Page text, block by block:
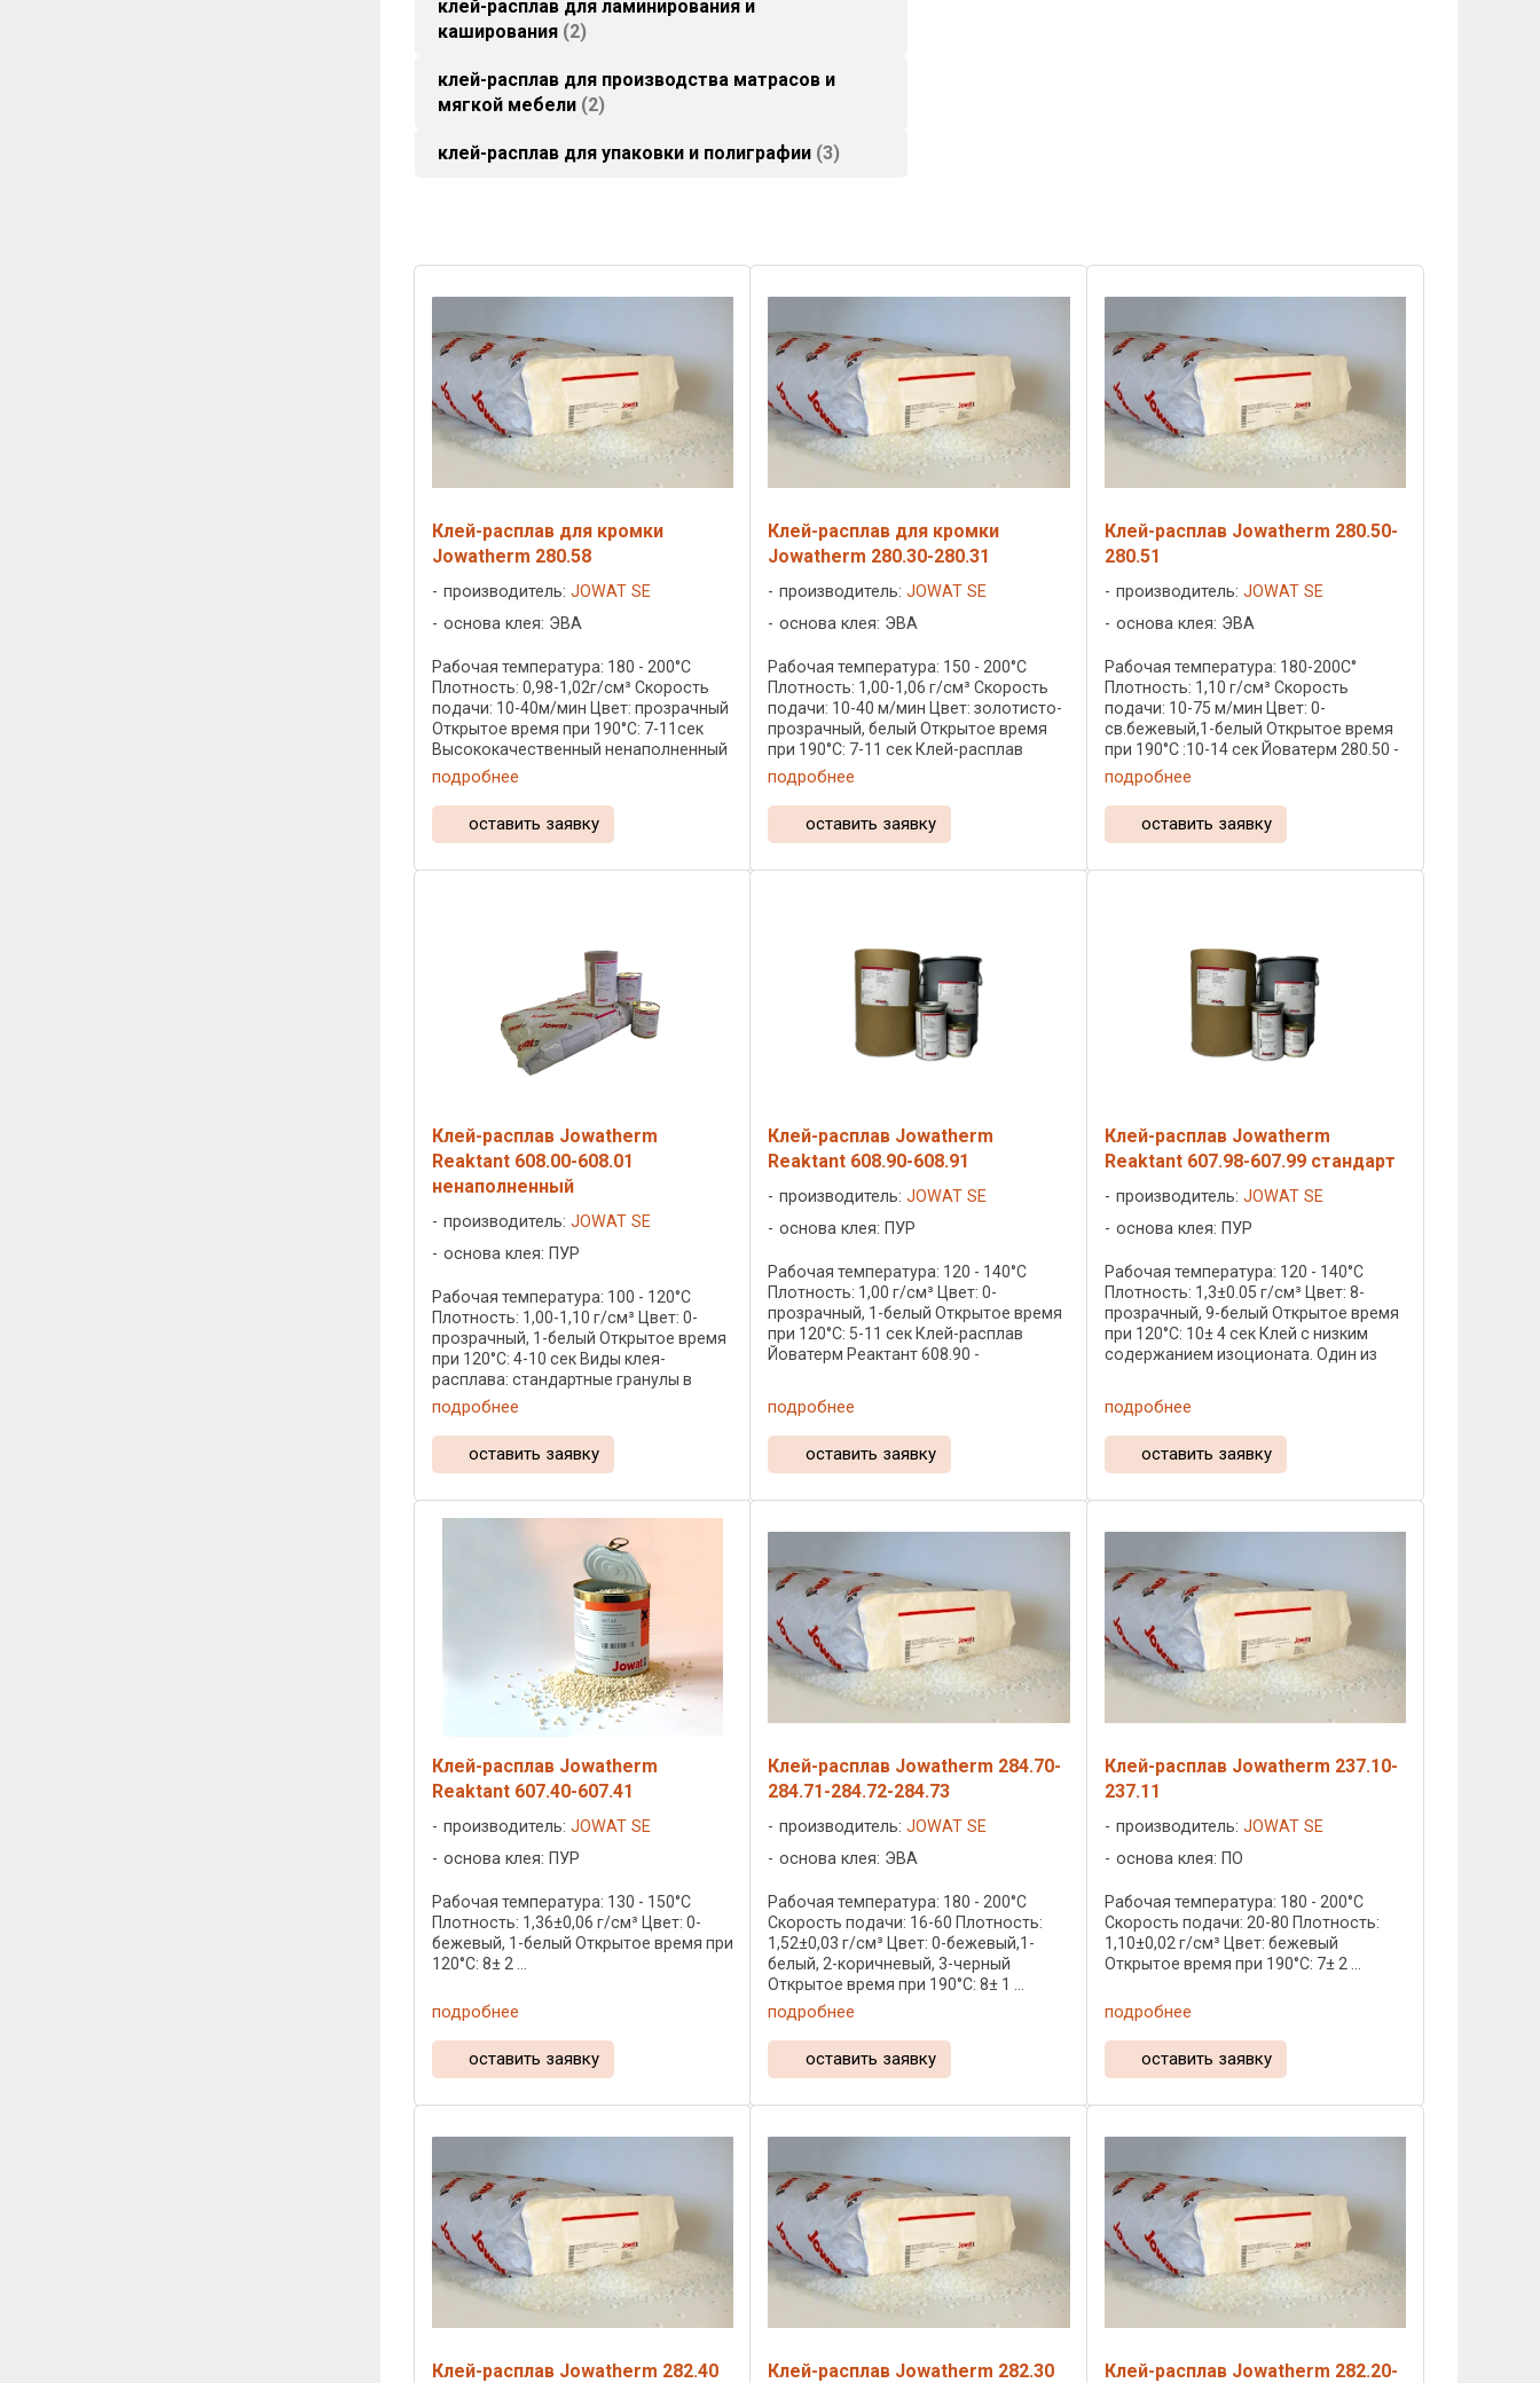
клей-расплав для ламинирования и
каширования 2
клей-расплав для производства матрасов и
мягкой мебели 2
клей-расплав для упаковки и полиграфии 3
Клей-расплав для кромки
Jowatherm 280.58
производитель: JOWAT SE
основа клея: ЭВА
Рабочая температура: 180 - 200°C
Плотность: 0,98-1,02г/см³ Скорость
подачи: 10-40м/мин Цвет: прозрачный
Открытое время при 190°C: 7-11сек
Высококачественный ненаполненный
прозрачный клей-расплав Йоватерм
280.58 предназначен для
приклеивания ...
подробнее
оставить заявку
Клей-расплав для кромки
Jowatherm 280.30-280.31
производитель:JOWAT SE
основа клея: ЭВА
Рабочая температура: 150 - 200°C
Плотность: 1,00-1,06 г/см³ Скорость
подачи: 10-40 м/мин Цвет: золотисто-
прозрачный, белый Открытое время
при 190°C: 7-11 сек Клей-расплав
Йоватерм 280.30 проверен временем:
присутствует на рынке уже более двух
...
подробнее
оставить заявку
Клей-расплав Jowatherm 280.50-
280.51
производитель: JOWAT SE
основа клея: ЭВА
Рабочая температура: 180-200С°
Плотность: 1,10 г/см³ Скорость
подачи: 10-75 м/мин Цвет: 0-
св.бежевый,1-белый Открытое время
при 190°C :10-14 сек Йоватерм 280.50 -
один из самых распространенных
ненаполненных клеев-расплавов
Йоват. Предназначен для ...
подробнее
оставить заявку
Клей-расплав Jowatherm
Reaktant 608.00-608.01
ненаполненный
производитель: JOWAT SE
основа клея: ПУР
Рабочая температура: 100 - 120°C
Плотность: 1,00-1,10 г/см³ Цвет: 0-
прозрачный, 1-белый Открытое время
при 120°C: 4-10 сек Виды клея-
расплава: стандартные гранулы в
мешках по 15кг, в банках по 0,5кг, в
тубах по 2кг, в металлических и
картонных ...
подробнее
оставить заявку
Клей-расплав Jowatherm
Reaktant 608.90-608.91
производитель:JOWAT SE
основа клея: ПУР
Рабочая температура: 120 - 140°C
Плотность: 1,00 г/см³ Цвет: 0-
прозрачный, 1-белый Открытое время
при 120°C: 5-11 сек Клей-расплав
Йоватерм Реактант 608.90 -
расплав "зеленой" серии - с
пониженным (менее 0,1%) ...
подробнее
оставить заявку
Клей-расплав Jowatherm
Reaktant 607.98-607.99 стандарт
производитель: JOWAT SE
основа клея: ПУР
Рабочая температура: 120 - 140°C
Плотность: 1,3±0.05 г/см³ Цвет: 8-
прозрачный, 9-белый Открытое время
при 120°C: 10± 4 сек Клей с низким
содержанием изоционата. Один из
фабриках ...
подробнее
оставить заявку
Клей-расплав Jowatherm
Reaktant 607.40-607.41
производитель: JOWAT SE
основа клея: ПУР
Рабочая температура: 130 - 150°C
Плотность: 1,36±0,06 г/см³ Цвет: 0-
бежевый, 1-белый Открытое время при
120°C: 8± 2 ...
подробнее
оставить заявку
Клей-расплав Jowatherm 284.70-
284.71-284.72-284.73
производитель:JOWAT SE
основа клея: ЭВА
Рабочая температура: 180 - 200°C
Скорость подачи: 16-60 Плотность:
1,52±0,03 г/см³ Цвет: 0-бежевый,1-
белый, 2-коричневый, 3-черный
Открытое время при 190°C: 8± 1 ...
подробнее
оставить заявку
Клей-расплав Jowatherm 237.10-
237.11
производитель: JOWAT SE
основа клея: ПО
Рабочая температура: 180 - 200°C
Скорость подачи: 20-80 Плотность:
1,10±0,02 г/см³ Цвет: бежевый
Открытое время при 190°C: 7± 2 ...
подробнее
оставить заявку
Клей-расплав Jowatherm 282.40 Клей-расплав Jowatherm 282.30
Клей-расплав Jowatherm 282.20-